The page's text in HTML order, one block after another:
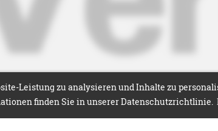
Leistung zu analysieren und Inhalte zu
finden Sie in unserer Datenschutzrichtlinie.